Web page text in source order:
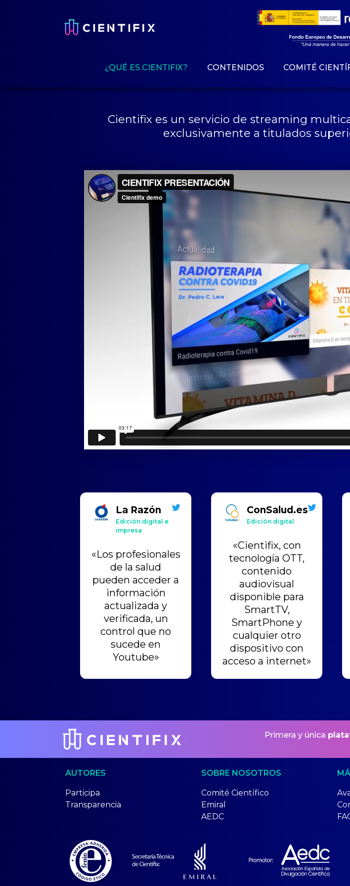
¿QUÉ ES CIENTIFIX? CONTENIDOS COMITÉ
Cientifix es un servicio de streaming
exclusivamente a titulados
La Razón
Edición digital e
impresa
«Los profesionales
de la salud
pueden acceder a
información
actualizada y
verificada, un
control que no
sucede en
Youtube»
ConSalud.es
Edición digital
«Cientifix, con
tecnología OTT,
contenido
audiovisual
disponible para
SmartTV,
SmartPhone y
cualquier otro
dispositivo con
acceso a internet»
Primera y única
AUTORES
Participa
Transparencia
SOBRE NOSOTROS
Comité Científico
Emiral
AEDC